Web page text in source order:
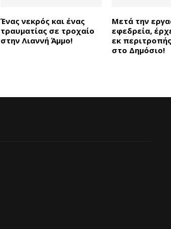
Ένας νεκρός και ένας
τραυματίας σε τροχαίο
στην Λιαννή Άμμο!
Μετά την
εφεδρεία,
εκ
στο Δημόσιο!